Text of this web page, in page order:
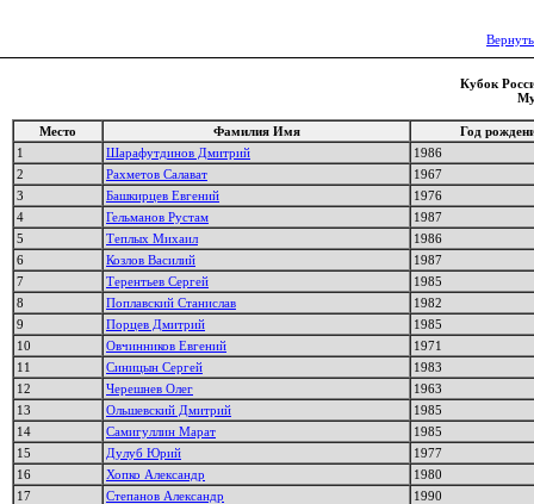
Кубок
Место Фамилия Имя
Год
1
Шарафутдинов Дмитрий
1986
2
Рахметов Салават
1967
3
Башкирцев Евгений
1976
4
Гельманов Рустам
1987
5
Теплых Михаил
1986
6
Козлов Василий
1987
7
Терентьев Сергей
1985
8
Поплавский Станислав
1982
9
Порцев Дмитрий
1985
10
Овчинников Евгений
1971
11
Синицын Сергей
1983
12
Черешнев Олег
1963
13
Ольшевский Дмитрий
1985
14
Самигуллин Марат
1985
15
Дулуб Юрий
1977
16
Хопко Александр
1980
17
Степанов Александр
1990